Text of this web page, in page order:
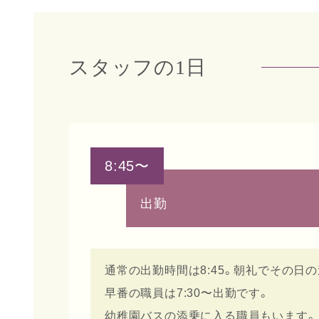
スタッフの1日
8:45〜
出勤
通常の出勤時間は8:45。朝礼でその日の
早番の職員は7:30〜出勤です。
幼稚園バスの添乗に入る職員もいます。